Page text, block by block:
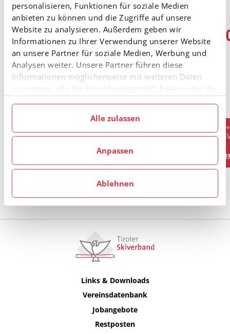
personalisieren, Funktionen für soziale Medien
anbieten zu können und die Zugriffe auf unsere
Website zu analysieren. Außerdem geben wir
Informationen zu Ihrer Verwendung unserer Website
an unsere Partner für soziale Medien, Werbung und
Analysen weiter. Unsere Partner führen diese
Informationen möglicherweise mit weiteren Daten
Alle zulassen
Anpassen
Ablehnen
AKAD. SKICLUB INNSBRUCK
Links & Downloads
Vereinsdatenbank
Jobangebote
Restposten